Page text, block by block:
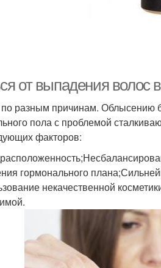
от выпадения
разным причинам.
пола с проблемой
факторов:
гормонального
некачественной